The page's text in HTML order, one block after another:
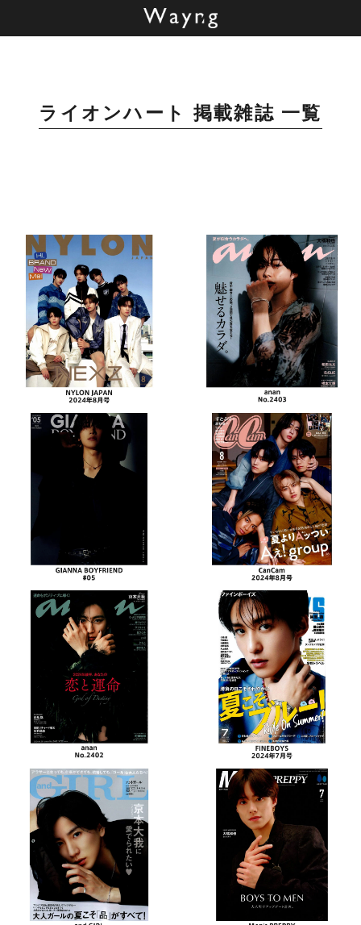
ライオンハート 掲載雑誌 一覧